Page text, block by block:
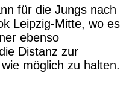
für die Jungs nach
Leipzig-Mitte, wo es
ebenso
Distanz zur
möglich zu halten.